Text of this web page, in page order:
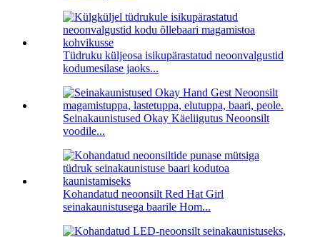
Tüdruku küljeosa isikupärastatud neoonvalgustid
kodumesilase jaoks...
Seinakaunistused Okay Käeliigutus Neoonsilt
voodile...
Kohandatud neoonsilt Red Hat Girl
seinakaunistusega baarile Hom...